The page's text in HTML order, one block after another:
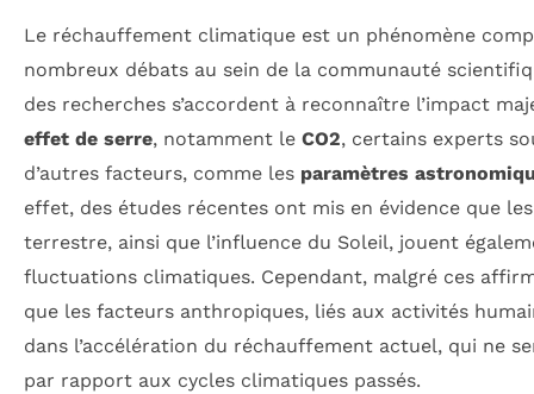
Le réchauffement climatique est un phénomène
nombreux débats au sein de la communauté
des recherches s’accordent à reconnaître l’impact
effet de serre, notamment le CO2, certains experts
d’autres facteurs, comme les paramètres
effet, des études récentes ont mis en évidence que
terrestre, ainsi que l’influence du Soleil, jouent
fluctuations climatiques. Cependant, malgré ces
que les facteurs anthropiques, liés aux activités
dans l’accélération du réchauffement actuel, qui ne
par rapport aux cycles climatiques passés.